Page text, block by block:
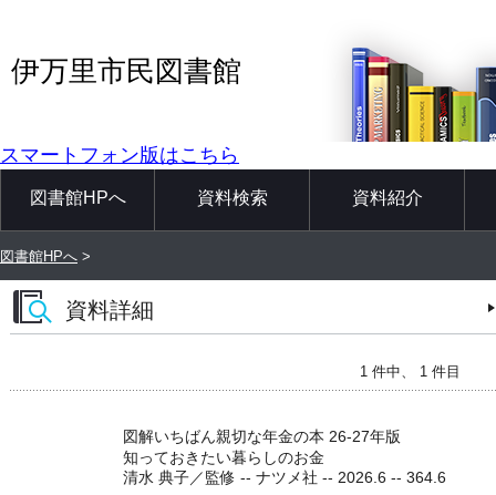
伊万里市民図書館
スマートフォン版はこちら
図書館HPへ 資料検索 資料紹介
図書館HPへ >
資料詳細
1 件中、 1 件目
図解いちばん親切な年金の本 26-27年版
知っておきたい暮らしのお金
清水 典子／監修 -- ナツメ社 -- 2026.6 -- 364.6